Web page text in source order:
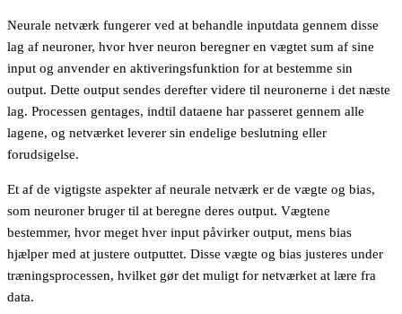
Neurale netværk fungerer ved at behandle inputdata gennem disse
lag af neuroner, hvor hver neuron beregner en vægtet sum af sine
input og anvender en aktiveringsfunktion for at bestemme sin
output. Dette output sendes derefter videre til neuronerne i det næste
lag. Processen gentages, indtil dataene har passeret gennem alle
lagene, og netværket leverer sin endelige beslutning eller
forudsigelse.
Et af de vigtigste aspekter af neurale netværk er de vægte og bias,
som neuroner bruger til at beregne deres output. Vægtene
bestemmer, hvor meget hver input påvirker output, mens bias
hjælper med at justere outputtet. Disse vægte og bias justeres under
træningsprocessen, hvilket gør det muligt for netværket at lære fra
data.